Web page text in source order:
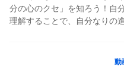
分の心のクセ」を知ろう！自
理解することで、自分なりの
動